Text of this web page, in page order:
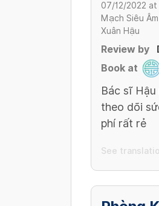
07/12/2022 at
Mạch Siêu
Xuân Hậu
Review by
Book at
Bác sĩ
theo dõi
phí rất rẻ
See